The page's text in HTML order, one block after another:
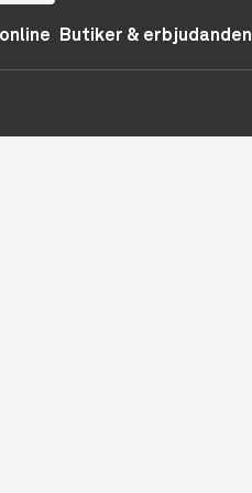
Butiker & erbjudanden